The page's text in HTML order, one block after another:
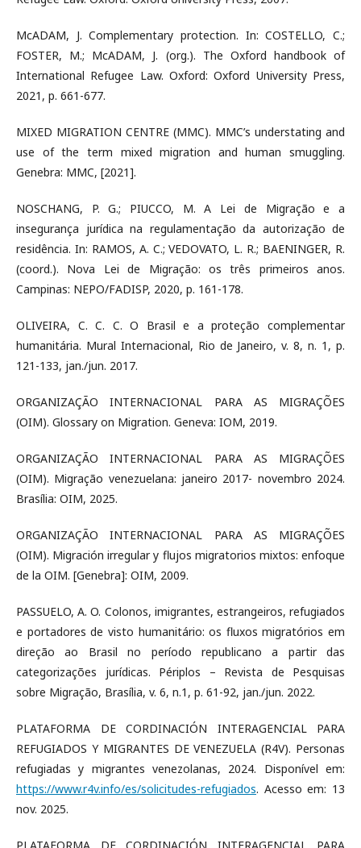
McADAM, J. Complementary protection. In: COSTELLO, C.;
FOSTER, M.; McADAM, J. (org.). The Oxford handbook of
International Refugee Law. Oxford: Oxford University Press,
2021, p. 661-677.
MIXED MIGRATION CENTRE (MMC). MMC’s understating and
use of the term mixed migration and human smuggling.
Genebra: MMC, [2021].
NOSCHANG, P. G.; PIUCCO, M. A Lei de Migração e a
insegurança jurídica na regulamentação da autorização de
residência. In: RAMOS, A. C.; VEDOVATO, L. R.; BAENINGER, R.
(coord.). Nova Lei de Migração: os três primeiros anos.
Campinas: NEPO/FADISP, 2020, p. 161-178.
OLIVEIRA, C. C. C. O Brasil e a proteção complementar
humanitária. Mural Internacional, Rio de Janeiro, v. 8, n. 1, p.
121-133, jan./jun. 2017.
ORGANIZAÇÃO INTERNACIONAL PARA AS MIGRAÇÕES
(OIM). Glossary on Migration. Geneva: IOM, 2019.
ORGANIZAÇÃO INTERNACIONAL PARA AS MIGRAÇÕES
(OIM). Migração venezuelana: janeiro 2017- novembro 2024.
Brasília: OIM, 2025.
ORGANIZAÇÃO INTERNACIONAL PARA AS MIGRAÇÕES
(OIM). Migración irregular y flujos migratorios mixtos: enfoque
de la OIM. [Genebra]: OIM, 2009.
PASSUELO, A. O. Colonos, imigrantes, estrangeiros, refugiados
e portadores de visto humanitário: os fluxos migratórios em
direção ao Brasil no período republicano a partir das
categorizações jurídicas. Périplos – Revista de Pesquisas
sobre Migração, Brasília, v. 6, n.1, p. 61-92, jan./jun. 2022.
PLATAFORMA DE CORDINACIÓN INTERAGENCIAL PARA
REFUGIADOS Y MIGRANTES DE VENEZUELA (R4V). Personas
refugiadas y migrantes venezolanas, 2024. Disponível em:
https://www.r4v.info/es/solicitudes-refugiados. Acesso em: 13
nov. 2025.